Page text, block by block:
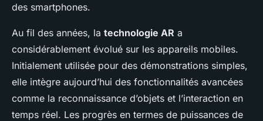
des smartphones.
Au fil des années, la technologie AR a
considérablement évolué sur les appareils mobiles.
Initialement utilisée pour des démonstrations simples,
elle intègre aujourd’hui des fonctionnalités avancées
comme la reconnaissance d’objets et l’interaction en
temps réel. Les progrès en termes de puissances de